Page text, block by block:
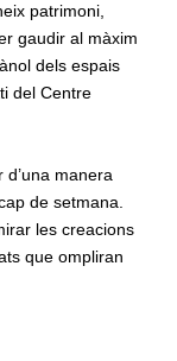
patrimoni,
gaudir al màxim
dels espais
del Centre
manera
de setmana.
les creacions
que ompliran